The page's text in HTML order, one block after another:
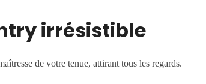
irrésistible
de votre tenue, attirant tous les regards.